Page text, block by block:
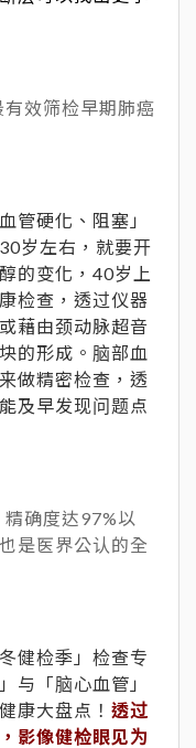
效筛检早期肺癌
管硬化、阻塞」
岁左右，就要开
的变化，40岁上
检查，透过仪器
藉由颈动脉超音
的形成。脑部血
做精密检查，透
及早发现问题点
精确度达97%以
是医界公认的全
健检季」检查专
与「脑心血管」
康大盘点！ 透过
影像健检眼见为